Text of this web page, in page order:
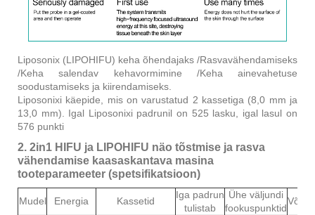
Liposonix (LIPOHIFU) keha õhendajaks /Rasvavähendamiseks
/Keha salendav kehavormimine /Keha ainevahetuse
soodustamiseks ja kiirendamiseks.
Liposonixi käepide, mis on varustatud 2 kassetiga (8,0 mm ja
13,0 mm). Igal Liposonixi padrunil on 525 lasku, igal lasul on
576 punkti
2. 2in1 HIFU ja LIPOHIFU näo tõstmise ja rasva
vähendamise kaasaskantava masina
tooteparameeter (spetsifikatsioon)
Mudel Energia Kassetid
Iga padrun
tulistab
Ühe väljundi
fookuspunktid